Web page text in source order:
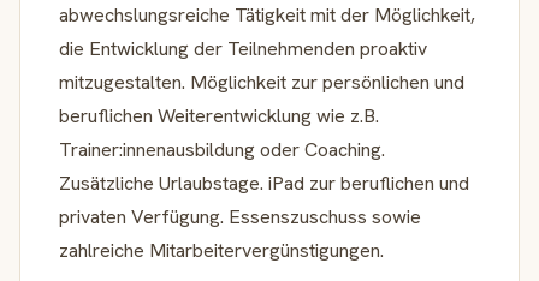
abwechslungsreiche Tätigkeit mit der Möglichkeit,
die Entwicklung der Teilnehmenden proaktiv
mitzugestalten. Möglichkeit zur persönlichen und
beruflichen Weiterentwicklung wie z.B.
Trainer:innenausbildung oder Coaching.
Zusätzliche Urlaubstage. iPad zur beruflichen und
privaten Verfügung. Essenszuschuss sowie
zahlreiche Mitarbeitervergünstigungen.